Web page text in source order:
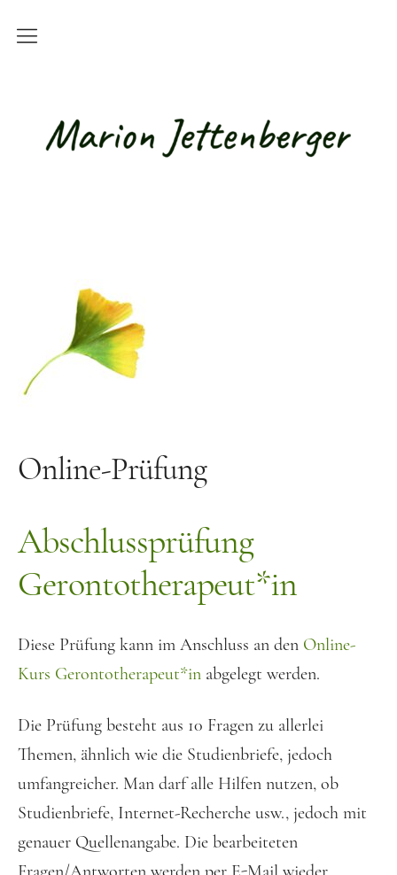
Alle Kurse
Hundetherapie / Tiergestützte
Intervention
Bücher und Material
Kostenlose Audios
Kontakt
Online-Prüfung
Abschlussprüfung
Gerontotherapeut*in
Diese Prüfung kann im Anschluss an den Online-
Kurs Gerontotherapeut*in abgelegt werden.
Die Prüfung besteht aus 10 Fragen zu allerlei
Themen, ähnlich wie die Studienbriefe, jedoch
umfangreicher. Man darf alle Hilfen nutzen, ob
Studienbriefe, Internet-Recherche usw., jedoch mit
genauer Quellenangabe. Die bearbeiteten